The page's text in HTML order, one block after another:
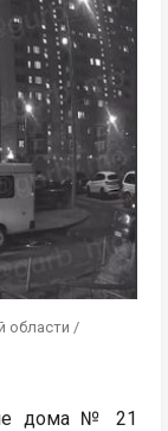
области /
дома № 21